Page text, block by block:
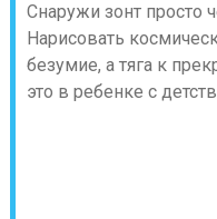
Снаружи зонт просто
Нарисовать
безумие, а тяга к
это в ребенке с